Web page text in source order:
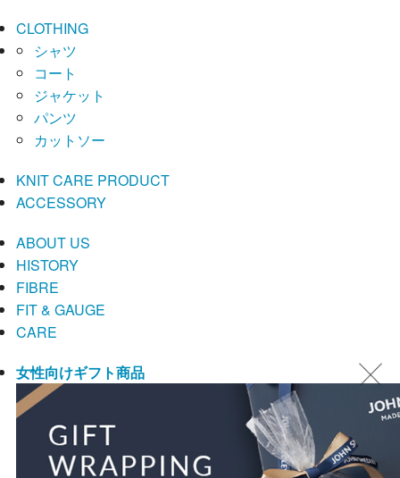
CLOTHING
シャツ
コート
ジャケット
パンツ
カットソー
KNIT CARE PRODUCT
ACCESSORY
ABOUT US
HISTORY
FIBRE
FIT & GAUGE
CARE
女性向けギフト商品